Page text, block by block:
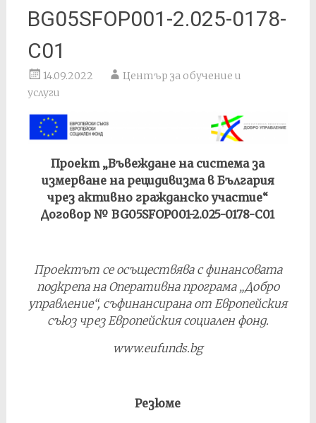
BG05SFOP001-2.025-0178-
C01
14.09.2022
Център за обучение и
услуги
Проект „Въвеждане на система за
измерване на рецидивизма в България
чрез активно гражданско участие“
Договор № BG05SFOP001-2.025-0178-C01
Проектът се осъществява с финансовата
подкрепа на Оперативна програма „Добро
управление“, съфинансирана от Европейския
съюз чрез Европейския социален фонд.
www.eufunds.bg
Резюме